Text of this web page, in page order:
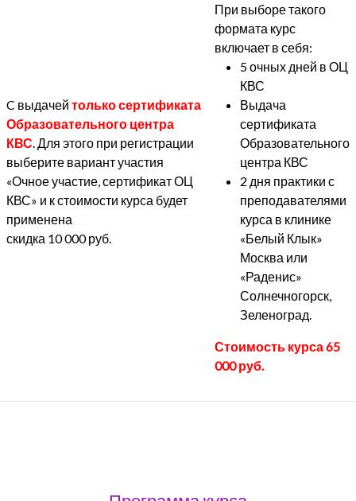
C выдачей только сертификата
Образовательного центра
КВС. Для этого при регистрации
выберите вариант участия
«Очное участие, сертификат ОЦ
КВС» и к стоимости курса будет
применена
скидка 10 000 руб.
При выборе такого
формата курс
включает в себя:
5 очных дней в ОЦ
КВС
Выдача
сертификата
Образовательного
центра КВС
2 дня практики с
преподавателями
курса в клинике
«Белый Клык»
Москва или
«Раденис»
Солнечногорск,
Зеленоград.
Стоимость курса 65
000 руб.